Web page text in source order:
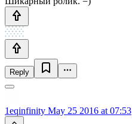
Reply
1eqinfinity May 25 2016 at 07:53